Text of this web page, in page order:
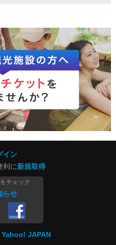
イン
利に新規取得
チェック
らせ
Yahoo! JAPAN